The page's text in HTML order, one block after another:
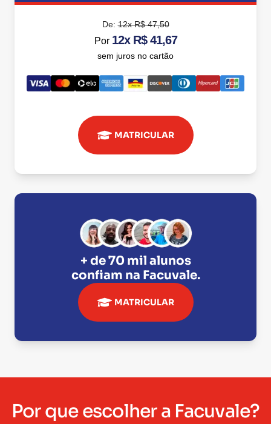
De:12x R$ 47,50
Por 12x R$ 41,67
sem juros no cartão
MATRICULAR
+ de 70 mil alunos
confiam na Facuvale.
MATRICULAR
Por que escolher a Facuvale?